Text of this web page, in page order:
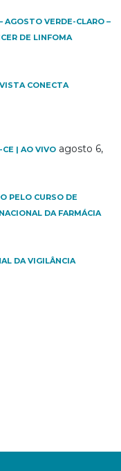
AGOSTO VERDE-CLARO –
DE LINFOMA
CONECTA
CE | AO VIVO agosto 6,
PELO CURSO DE
DA FARMÁCIA
DA VIGILÂNCIA